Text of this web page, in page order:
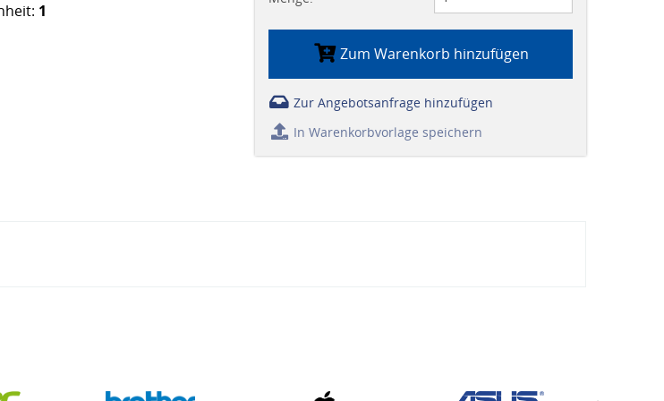
1
Zum Warenkorb hinzufügen
Zur Angebotsanfrage hinzufügen
In Warenkorbvorlage speichern